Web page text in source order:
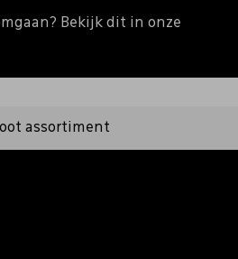
Bekijk dit in onze
assortiment